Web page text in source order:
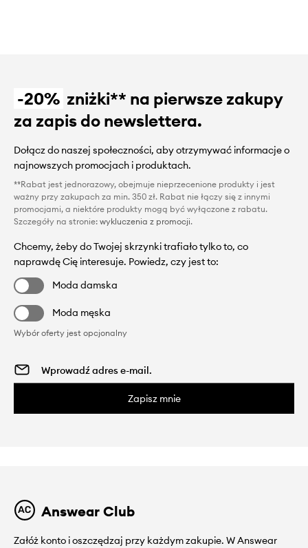
-20% zniżki** na pierwsze zakupy
za zapis do newslettera.
Dołącz do naszej społeczności, aby otrzymywać informacje o
najnowszych promocjach i produktach.
**Rabat jest jednorazowy, obejmuje nieprzecenione produkty i jest
ważny przy zakupach za min. 350 zł. Rabat nie łączy się z innymi
promocjami, a niektóre produkty mogą być wyłączone z rabatu.
Szczegóły na stronie: wykluczenia z promocji.
Chcemy, żeby do Twojej skrzynki trafiało tylko to, co
naprawdę Cię interesuje. Powiedz, czy jest to:
Moda damska
Moda męska
Wybór oferty jest opcjonalny
Zapisz mnie
Answear Club
Załóż konto i oszczędzaj przy każdym zakupie. W Answear